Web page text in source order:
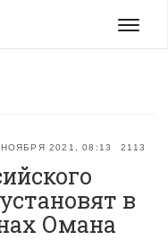
Меню
2021, 08:13 2113
в
Омана